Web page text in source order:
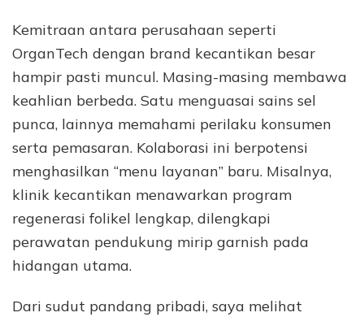
Kemitraan antara perusahaan seperti
OrganTech dengan brand kecantikan besar
hampir pasti muncul. Masing-masing membawa
keahlian berbeda. Satu menguasai sains sel
punca, lainnya memahami perilaku konsumen
serta pemasaran. Kolaborasi ini berpotensi
menghasilkan “menu layanan” baru. Misalnya,
klinik kecantikan menawarkan program
regenerasi folikel lengkap, dilengkapi
perawatan pendukung mirip garnish pada
hidangan utama.
Dari sudut pandang pribadi, saya melihat